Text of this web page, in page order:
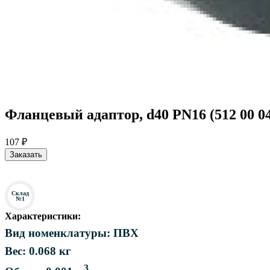
Фланцевый адаптор, d40 PN16 (512 00
107 ₽
Заказать
Склад
№1
Характеристики:
Вид номенклатуры: ПВХ
Вес: 0.068 кг